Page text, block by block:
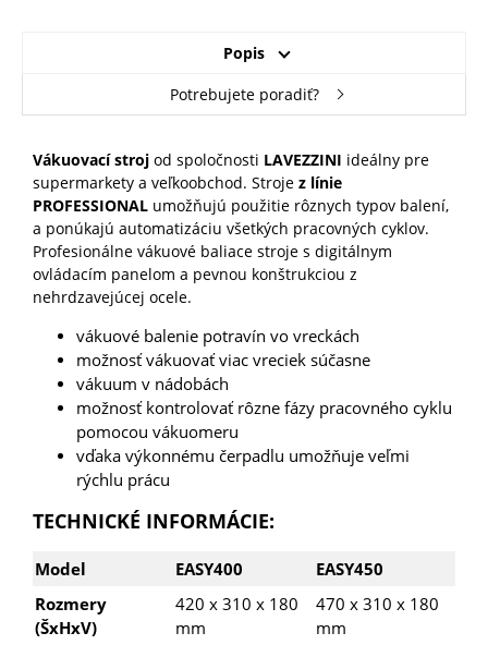
Popis
Potrebujete poradiť?
Vákuovací strojod spoločnosti LAVEZZINI ideálny pre
supermarkety a veľkoobchod. Stroje z línie
PROFESSIONALumožňujú použitie rôznych typov balení,
a ponúkajú automatizáciu všetkých pracovných cyklov.
Profesionálne vákuové baliace stroje s digitálnym
ovládacím panelom a pevnou konštrukciou z
nehrdzavejúcej ocele.
vákuové balenie potravín vo vreckách
možnosť vákuovať viac vreciek súčasne
vákuum v nádobách
možnosť kontrolovať rôzne fázy pracovného cyklu
pomocou vákuomeru
vďaka výkonnému čerpadlu umožňuje veľmi
rýchlu prácu
TECHNICKÉ INFORMÁCIE:
Model EASY400
EASY450
Rozmery
(ŠxHxV)
420 x 310 x 180
mm
470 x 310 x 180
mm